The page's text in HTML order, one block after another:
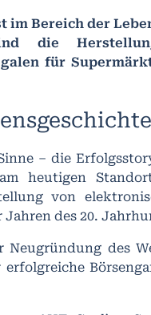
im Bereich der
die
für
– die
heutigen
von
Jahren des 20.
des